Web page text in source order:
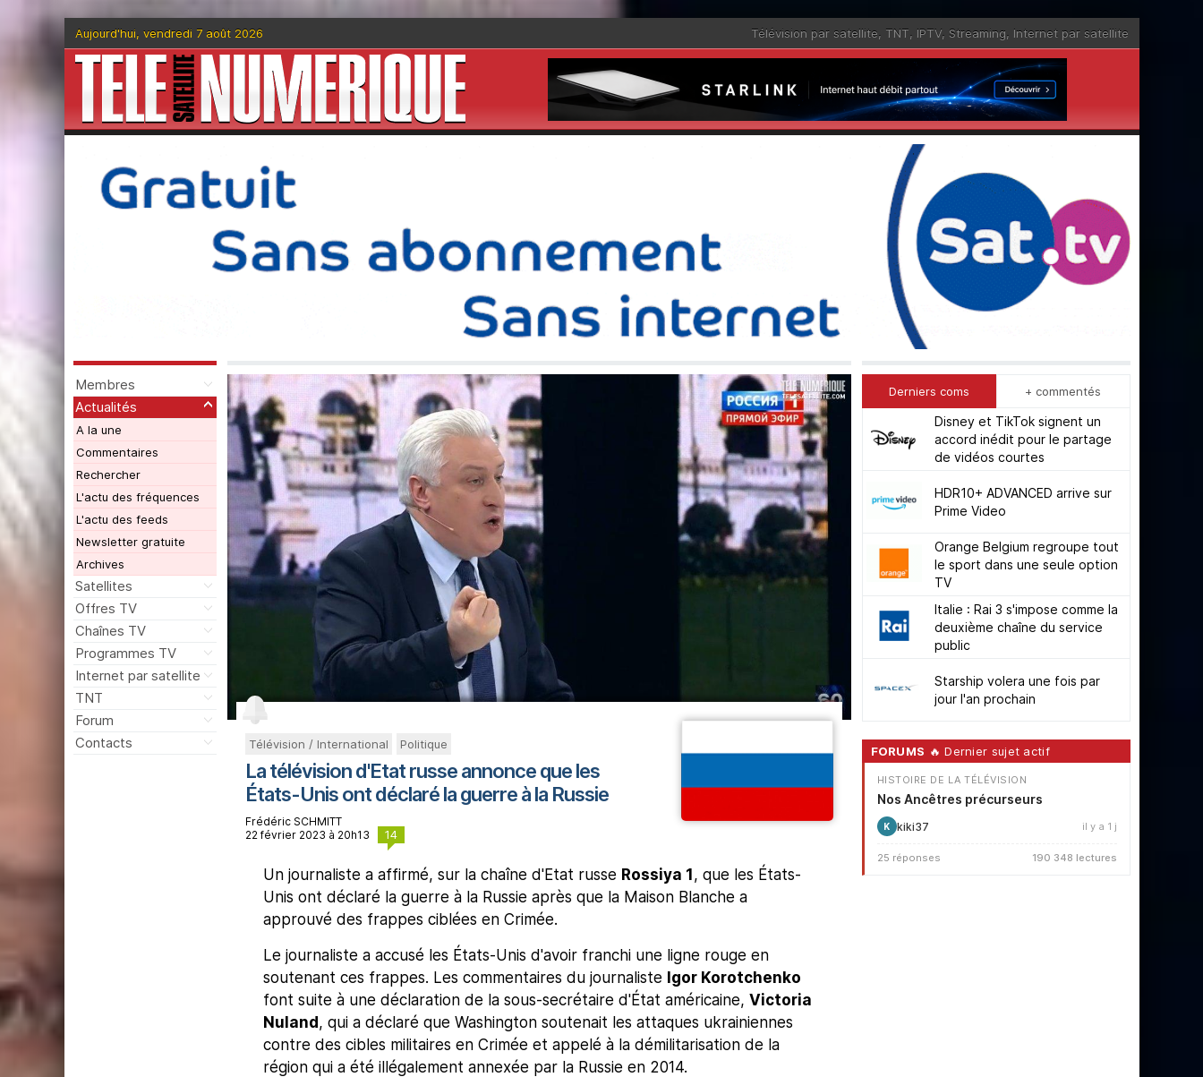
Aujourd'hui, vendredi 7 août 2026 Télévision par satellite, TNT, IPTV, Streaming, Internet par satellite
Membres
Actualités
A la une
Commentaires
Rechercher
L'actu des fréquences
L'actu des feeds
Newsletter gratuite
Archives
Satellites
Offres TV
Chaînes TV
Programmes TV
Internet par satellite
TNT
Forum
Contacts
Télévision / International Politique
La télévision d'Etat russe annonce que les
États-Unis ont déclaré la guerre à la Russie
Frédéric SCHMITT
22 février 2023 à 20h13
14
Un journaliste a affirmé, sur la chaîne d'Etat russe Rossiya 1, que les États-
Unis ont déclaré la guerre à la Russie après que la Maison Blanche a
approuvé des frappes ciblées en Crimée.
Le journaliste a accusé les États-Unis d'avoir franchi une ligne rouge en
soutenant ces frappes. Les commentaires du journaliste Igor Korotchenko
font suite à une déclaration de la sous-secrétaire d'État américaine, Victoria
Nuland, qui a déclaré que Washington soutenait les attaques ukrainiennes
contre des cibles militaires en Crimée et appelé à la démilitarisation de la
région qui a été illégalement annexée par la Russie en 2014.
Derniers coms + commentés
Disney et TikTok signent un
accord inédit pour le partage
de vidéos courtes
HDR10+ ADVANCED arrive sur
Prime Video
Orange Belgium regroupe tout
le sport dans une seule option
TV
Italie : Rai 3 s'impose comme la
deuxième chaîne du service
public
Starship volera une fois par
jour l'an prochain
FORUMS 🔥 Dernier sujet actif
HISTOIRE DE LA TÉLÉVISION
Nos Ancêtres précurseurs
K kiki37 il y a 1 j
25 réponses 190 348 lectures